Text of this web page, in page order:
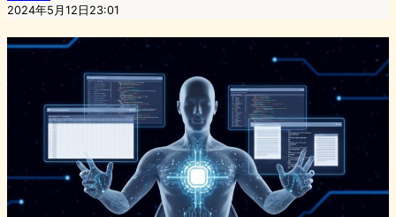
2024年5月12日23:01